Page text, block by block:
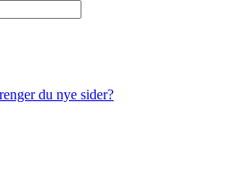
du nye sider?